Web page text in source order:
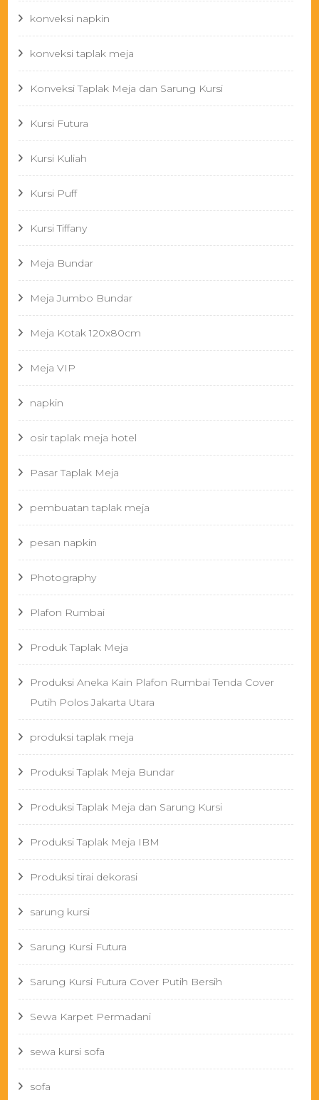
konveksi napkin
konveksi taplak meja
Konveksi Taplak Meja dan Sarung Kursi
Kursi Futura
Kursi Kuliah
Kursi Puff
Kursi Tiffany
Meja Bundar
Meja Jumbo Bundar
Meja Kotak 120x80cm
Meja VIP
napkin
osir taplak meja hotel
Pasar Taplak Meja
pembuatan taplak meja
pesan napkin
Photography
Plafon Rumbai
Produk Taplak Meja
Produksi Aneka Kain Plafon Rumbai Tenda Cover
Putih Polos Jakarta Utara
produksi taplak meja
Produksi Taplak Meja Bundar
Produksi Taplak Meja dan Sarung Kursi
Produksi Taplak Meja IBM
Produksi tirai dekorasi
sarung kursi
Sarung Kursi Futura
Sarung Kursi Futura Cover Putih Bersih
Sewa Karpet Permadani
sewa kursi sofa
sofa